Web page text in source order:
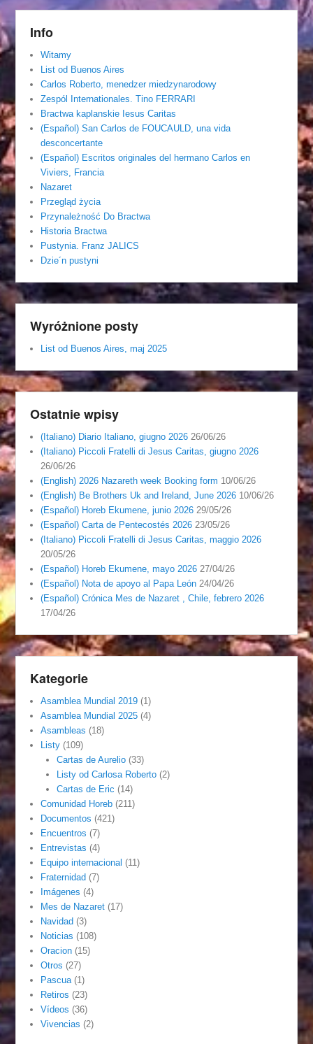
Info
Witamy
List od Buenos Aires
Carlos Roberto, menedzer miedzynarodowy
Zespól Internationales. Tino FERRARI
Bractwa kaplanskie Iesus Caritas
(Español) San Carlos de FOUCAULD, una vida
desconcertante
(Español) Escritos originales del hermano Carlos en
Viviers, Francia
Nazaret
Przegląd życia
Przynależność Do Bractwa
Historia Bractwa
Pustynia. Franz JALICS
Dzie´n pustyni
Wyróżnione posty
List od Buenos Aires, maj 2025
Ostatnie wpisy
(Italiano) Diario Italiano, giugno 2026 26/06/26
(Italiano) Piccoli Fratelli di Jesus Caritas, giugno 2026
26/06/26
(English) 2026 Nazareth week Booking form 10/06/26
(English) Be Brothers Uk and Ireland, June 2026 10/06/26
(Español) Horeb Ekumene, junio 2026 29/05/26
(Español) Carta de Pentecostés 2026 23/05/26
(Italiano) Piccoli Fratelli di Jesus Caritas, maggio 2026
20/05/26
(Español) Horeb Ekumene, mayo 2026 27/04/26
(Español) Nota de apoyo al Papa León 24/04/26
(Español) Crónica Mes de Nazaret , Chile, febrero 2026
17/04/26
Kategorie
Asamblea Mundial 2019 (1)
Asamblea Mundial 2025 (4)
Asambleas (18)
Listy (109)
Cartas de Aurelio(33)
Listy od Carlosa Roberto(2)
Cartas de Eric (14)
Comunidad Horeb (211)
Documentos (421)
Encuentros (7)
Entrevistas (4)
Equipo internacional (11)
Fraternidad (7)
Imágenes (4)
Mes de Nazaret (17)
Navidad (3)
Noticias (108)
Oracion (15)
Otros (27)
Pascua (1)
Retiros (23)
Vídeos (36)
Vivencias (2)